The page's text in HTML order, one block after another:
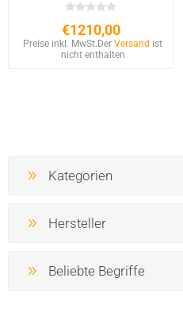
€1210,00
Preise inkl. MwSt. DerVersand ist
nicht enthalten
Kategorien
Hersteller
Beliebte Begriffe